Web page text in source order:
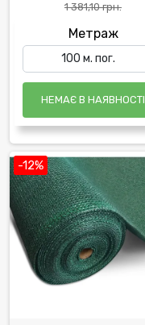
1 381,10 грн.
Метраж
НЕМАЄ В НАЯВНОСТІ
-12%